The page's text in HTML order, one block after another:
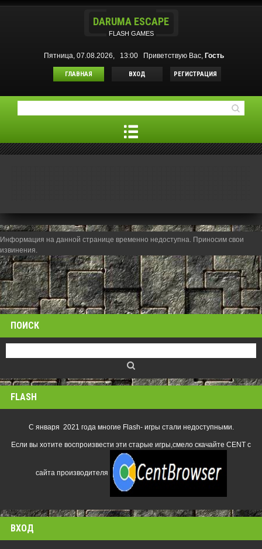
DARUMA ESCAPE
FLASH GAMES
Пятница, 07.08.2026, 13:00 Приветствую Вас, Гость
ГЛАВНАЯ ВХОД РЕГИСТРАЦИЯ
Информация на данной странице временно недоступна. Приносим свои
извинения.
ПОИСК
FLASH
С января 2021 года многие Flash- игры стали недоступными.
Если вы хотите воспроизвести эти старые игры,смело скачайте CENT с
сайта производителя
ВХОД